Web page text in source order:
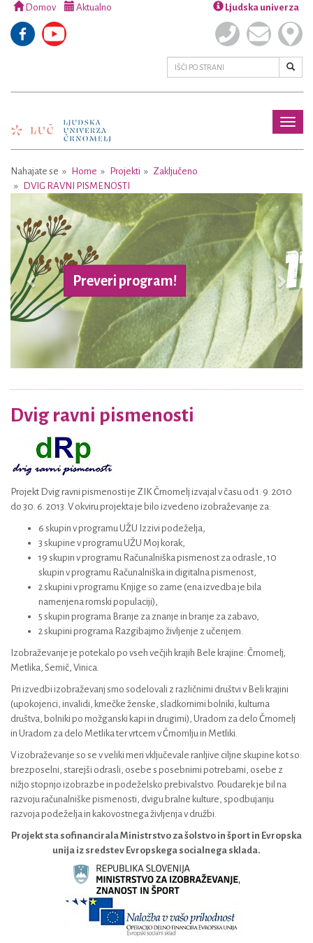
Domov Aktualno Ljudska univerza
Nahajate se Home Projekti
Zaključeno
DVIG RAVNI PISMENOSTI
Preveri program!
Previous Next
Dvig ravni pismenosti
Projekt Dvig ravni pismenosti je ZIK Črnomelj izvajal v času od 1. 9. 2010
do 30. 6. 2013. V okviru projekta je bilo izvedeno izobraževanje za:
6 skupin v programu UŽU Izzivi podeželja,
3 skupine v programu UŽU Moj korak,
19 skupin v programu Računalniška pismenost za odrasle, 10
skupin v programu Računalniška in digitalna pismenost,
2 skupini v programu Knjige so zame (ena izvedba je bila
namenjena romski populaciji),
5 skupin programa Branje za znanje in branje za zabavo,
2 skupini programa Razgibajmo življenje z učenjem.
Izobraževanje je potekalo po vseh večjih krajih Bele krajine: Črnomelj,
Metlika, Semič, Vinica.
Pri izvedbi izobraževanj smo sodelovali z različnimi društvi v Beli krajini
(upokojenci, invalidi, kmečke ženske, sladkornimi bolniki, kulturna
društva, bolniki po možganski kapi in drugimi), Uradom za delo Črnomelj
in Uradom za delo Metlika ter vrtcem v Črnomlju in Metliki.
V izobraževanje so se v veliki meri vključevale ranljive ciljne skupine kot so:
brezposelni, starejši odrasli, osebe s posebnimi potrebami, osebe z
nižjo stopnjo izobrazbe in podeželsko prebivalstvo. Poudarek je bil na
razvoju računalniške pismenosti, dvigu bralne kulture, spodbujanju
razvoja podeželja in kakovostnega življenja v družbi.
Projekt sta sofinancirala Ministrstvo za šolstvo in šport in Evropska
unija iz sredstev Evropskega socialnega sklada.